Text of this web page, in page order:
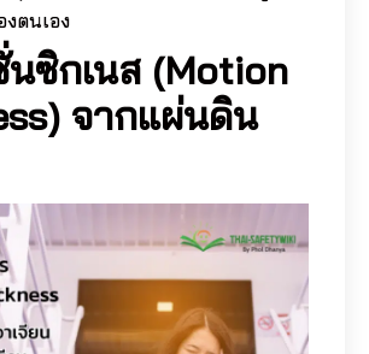
งตนเอง
นซิกเนส (Motion
จากแผ่นดิน